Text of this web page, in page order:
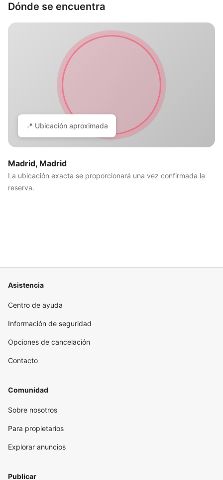
Dónde se encuentra
📍 Ubicación aproximada
Madrid, Madrid
La ubicación exacta se proporcionará una vez confirmada la
reserva.
Asistencia
Centro de ayuda
Información de seguridad
Opciones de cancelación
Contacto
Comunidad
Sobre nosotros
Para propietarios
Explorar anuncios
Publicar